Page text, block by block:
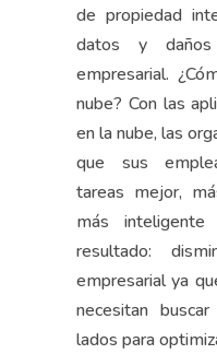
de propiedad
datos y
empresarial.
nube? Con las
en la nube, las
que sus
tareas mejor,
más
resultado:
empresarial ya
necesitan
lados para